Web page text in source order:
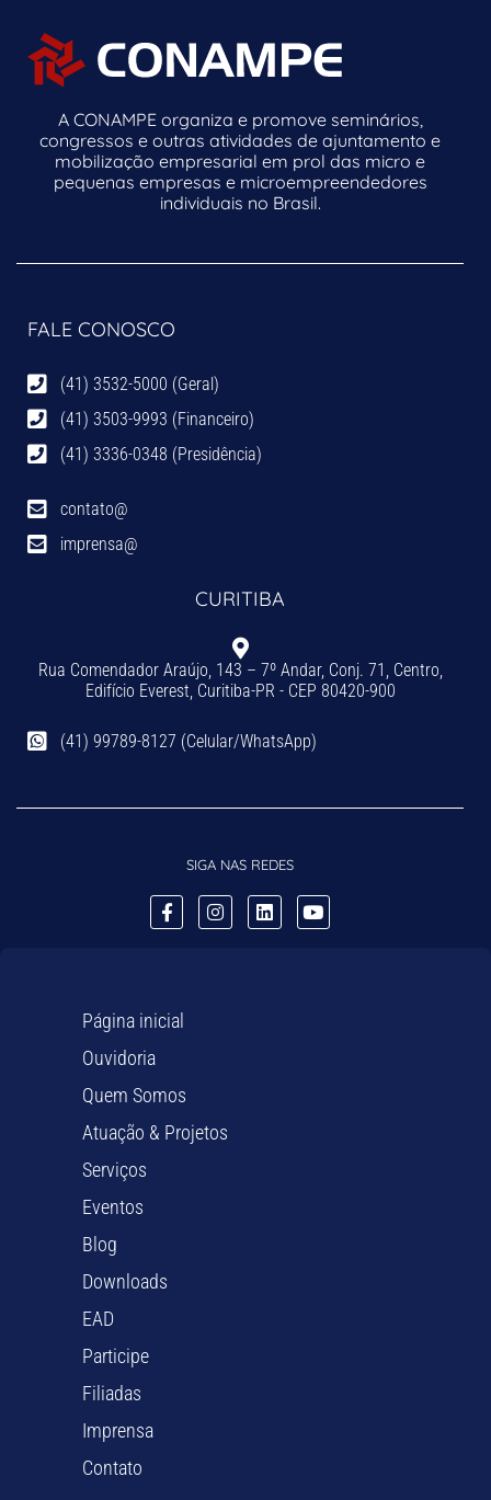
A CONAMPE organiza e promove seminários,
congressos e outras atividades de ajuntamento e
mobilização empresarial em prol das micro e
pequenas empresas e microempreendedores
individuais no Brasil.
FALE CONOSCO
(41) 3532-5000 (Geral)
(41) 3503-9993 (Financeiro)
(41) 3336-0348 (Presidência)
contato@
imprensa@
CURITIBA
Rua Comendador Araújo, 143 – 7º Andar, Conj. 71, Centro,
Edifício Everest, Curitiba-PR - CEP 80420-900
(41) 99789-8127 (Celular/WhatsApp)
SIGA NAS REDES
Página inicial
Ouvidoria
Quem Somos
Atuação & Projetos
Serviços
Eventos
Blog
Downloads
EAD
Participe
Filiadas
Imprensa
Contato